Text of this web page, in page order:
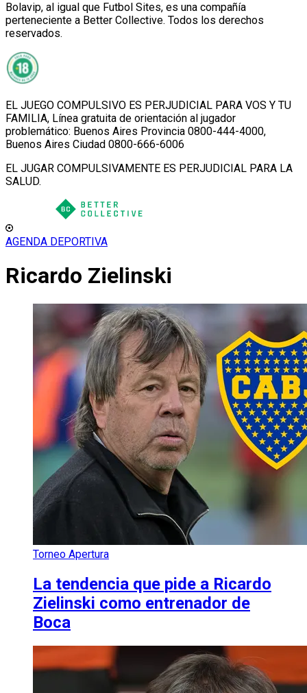
Bolavip, al igual que Futbol Sites, es una compañía
perteneciente a Better Collective. Todos los derechos
reservados.
EL JUEGO COMPULSIVO ES PERJUDICIAL PARA VOS Y TU
FAMILIA, Línea gratuita de orientación al jugador
problemático: Buenos Aires Provincia 0800-444-4000,
Buenos Aires Ciudad 0800-666-6006
EL JUGAR COMPULSIVAMENTE ES PERJUDICIAL PARA LA
SALUD.
AGENDA DEPORTIVA
Ricardo Zielinski
Torneo Apertura
La tendencia que pide a Ricardo
Zielinski como entrenador de
Boca